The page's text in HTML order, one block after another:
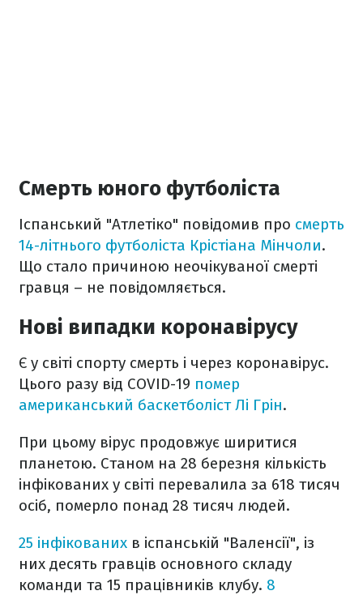
Смерть юного футболіста
Іспанський "Атлетіко" повідомив про смерть
14-літнього футболіста Крістіана Мінчоли.
Що стало причиною неочікуваної смерті
гравця – не повідомляється.
Нові випадки коронавірусу
Є у світі спорту смерть і через коронавірус.
Цього разу від COVID-19 помер
американський баскетболіст Лі Грін.
При цьому вірус продовжує ширитися
планетою. Станом на 28 березня кількість
інфікованих у світі перевалила за 618 тисяч
осіб, померло понад 28 тисяч людей.
25 інфікованих в іспанській "Валенсії", із
них десять гравців основного складу
команди та 15 працівників клубу. 8